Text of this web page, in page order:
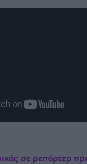
σε ρεπόρτερ